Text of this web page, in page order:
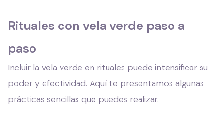
Rituales con vela verde paso a
paso
Incluir la vela verde en rituales puede intensificar su
poder y efectividad. Aquí te presentamos algunas
prácticas sencillas que puedes realizar.